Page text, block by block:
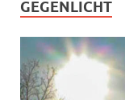
GEGENLICHT